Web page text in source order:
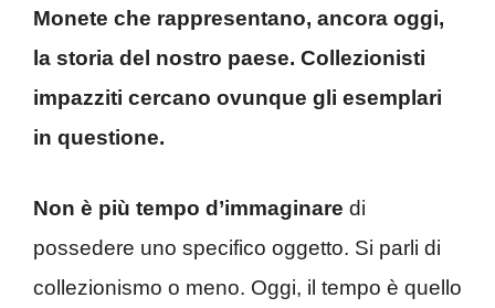
Monete che rappresentano, ancora oggi,
la storia del nostro paese. Collezionisti
impazziti cercano ovunque gli esemplari
in questione.
Non è più tempo d’immaginare di
possedere uno specifico oggetto. Si parli di
collezionismo o meno. Oggi, il tempo è quello